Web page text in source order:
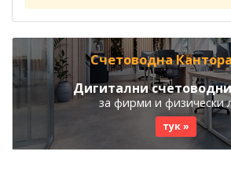
Счетоводна
Дигитални
за фирми и физически
тук »